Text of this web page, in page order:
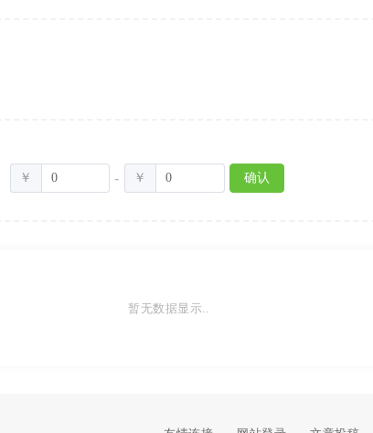
￥ - ￥ 确认
暂无数据显示..